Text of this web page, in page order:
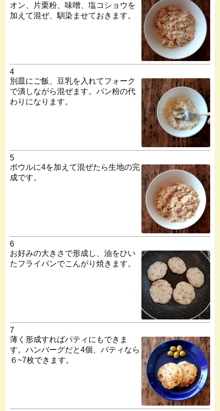
オン、片栗粉、味噌、塩コショウを
加えて混ぜ、馴染ませておきます。
4
別皿にご飯、豆乳を入れてフォーク
で潰しながら混ぜます。パン粉の代
わりになります。
5
ボウルに4を加えて混ぜたら生地の完
成です。
6
お好みの大きさで形成し、油をひい
たフライパンでこんがり焼きます。
7
薄く形成すればパティにもできま
す。ハンバーグだと4個、パティなら
６~7枚できます。